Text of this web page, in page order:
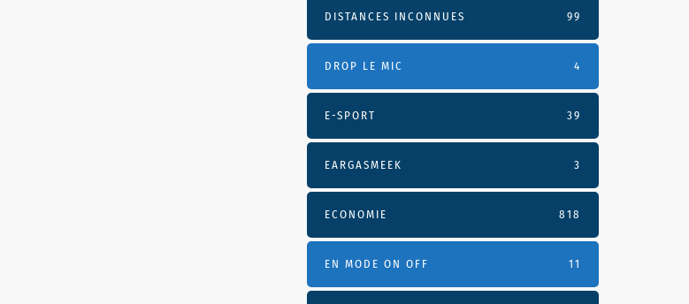
DISTANCES INCONNUES 99
DROP LE MIC 4
E-SPORT 39
EARGASMEEK 3
ECONOMIE 818
EN MODE ON OFF 11